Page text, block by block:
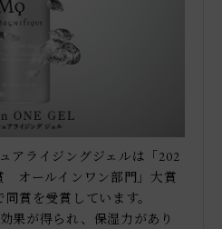
アライジングジェルは「202
オールインワン部門」大賞
賞を受賞しています。
果が得られ、保湿力があり